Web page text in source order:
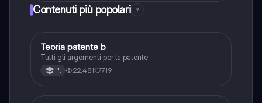
Contenuti più popolari 9
Altro
Teoria patente b
Tutti gli argomenti per la patente
1ªl 22,481 719